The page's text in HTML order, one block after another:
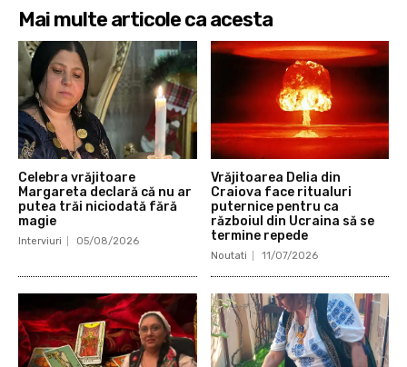
Mai multe articole ca acesta
Celebra vrăjitoare
Margareta declară că nu ar
putea trăi niciodată fără
magie
Interviuri 05/08/2026
Vrăjitoarea Delia din
Craiova face ritualuri
puternice pentru ca
războiul din Ucraina să se
termine repede
Noutati 11/07/2026